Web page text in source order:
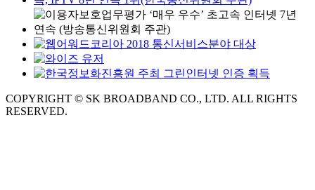
COPYRIGHT © SK BROADBAND CO., LTD. ALL RIGHTS
RESERVED.